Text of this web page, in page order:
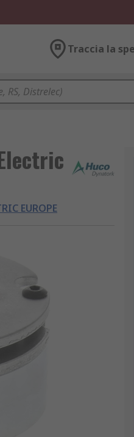
Traccia la
EUROPE